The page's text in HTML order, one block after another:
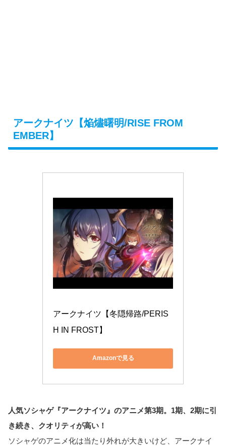
アークナイツ【焔燼曙明/RISE FROM
EMBER】
アークナイツ【冬隠帰路/PERIS
H IN FROST】
Amazonで見る
人気ソシャゲ『アークナイツ』のアニメ第3期。1期、2期に引
き続き、クオリティが高い！
ソシャゲのアニメ化は当たり外れが大きいけど、アークナイ